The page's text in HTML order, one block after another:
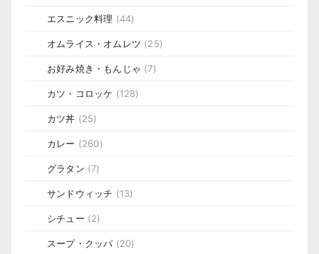
エスニック料理 (44)
オムライス・オムレツ (25)
お好み焼き・もんじゃ (7)
カツ・コロッケ (128)
カツ丼 (25)
カレー (260)
グラタン (7)
サンドウィッチ (13)
シチュー (2)
スープ・クッパ (20)